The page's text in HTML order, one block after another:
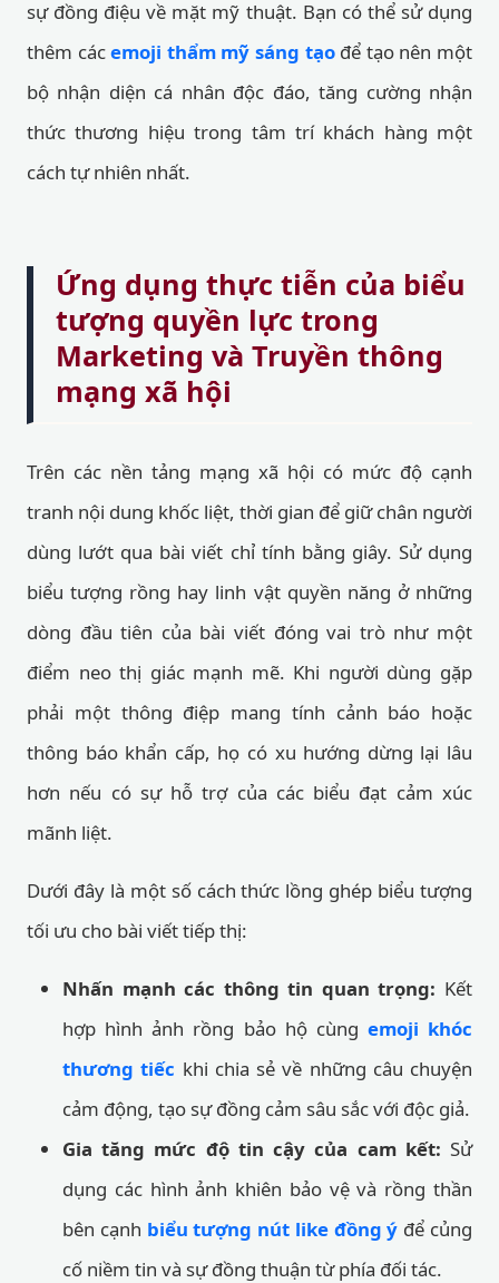
sự đồng điệu về mặt mỹ thuật. Bạn có thể sử dụng
thêm cácemoji thẩm mỹ sáng tạođể tạo nên một
bộ nhận diện cá nhân độc đáo, tăng cường nhận
thức thương hiệu trong tâm trí khách hàng một
cách tự nhiên nhất.
Ứng dụng thực tiễn của biểu
tượng quyền lực trong
Marketing và Truyền thông
mạng xã hội
Trên các nền tảng mạng xã hội có mức độ cạnh
tranh nội dung khốc liệt, thời gian để giữ chân người
dùng lướt qua bài viết chỉ tính bằng giây. Sử dụng
biểu tượng rồng hay linh vật quyền năng ở những
dòng đầu tiên của bài viết đóng vai trò như một
điểm neo thị giác mạnh mẽ. Khi người dùng gặp
phải một thông điệp mang tính cảnh báo hoặc
thông báo khẩn cấp, họ có xu hướng dừng lại lâu
hơn nếu có sự hỗ trợ của các biểu đạt cảm xúc
mãnh liệt.
Dưới đây là một số cách thức lồng ghép biểu tượng
tối ưu cho bài viết tiếp thị:
Nhấn mạnh các thông tin quan trọng: Kết
hợp hình ảnh rồng bảo hộ cùng emoji khóc
thương tiếc khi chia sẻ về những câu chuyện
cảm động, tạo sự đồng cảm sâu sắc với độc giả.
Gia tăng mức độ tin cậy của cam kết: Sử
dụng các hình ảnh khiên bảo vệ và rồng thần
bên cạnh biểu tượng nút like đồng ý để củng
cố niềm tin và sự đồng thuận từ phía đối tác.